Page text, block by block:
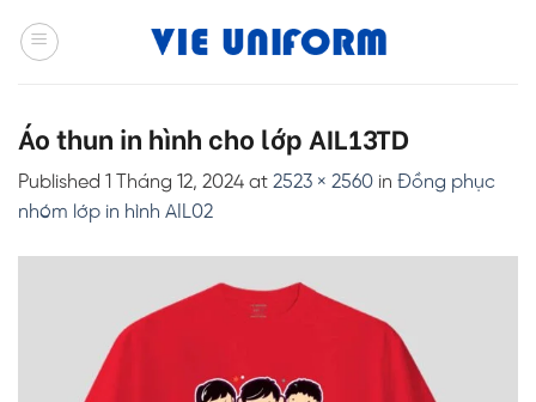
Áo thun in hình cho lớp AIL13TD
Published 1 Tháng 12, 2024 at 2523 × 2560 in Đồng phục
nhóm lớp in hình AIL02